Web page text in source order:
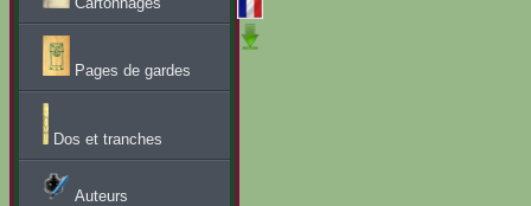
Pages de gardes
Dos et tranches
Auteurs